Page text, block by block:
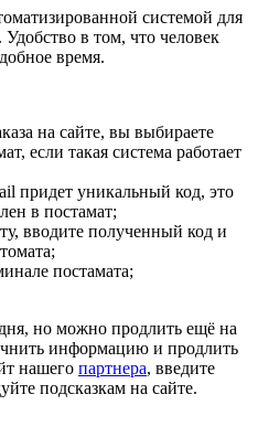
системой для
в том, что человек
время.
на сайте, вы выбираете
если такая система работает
придет уникальный код, это
в постамат;
вводите полученный код и
постамата;
но можно продлить ещё на
информацию и продлить
нашего партнера, введите
подсказкам на сайте.